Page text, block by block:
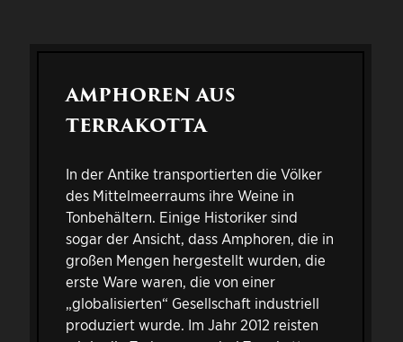
AMPHOREN AUS
TERRAKOTTA
In der Antike transportierten die Völker
des Mittelmeerraums ihre Weine in
Tonbehältern. Einige Historiker sind
sogar der Ansicht, dass Amphoren, die in
großen Mengen hergestellt wurden, die
erste Ware waren, die von einer
„globalisierten“ Gesellschaft industriell
produziert wurde. Im Jahr 2012 reisten